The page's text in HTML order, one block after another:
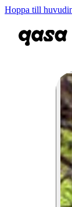
Hoppa till